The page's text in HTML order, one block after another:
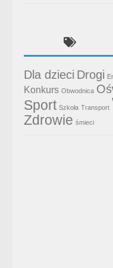
Dla dzieci Drogi
Konkurs Obwodnica
Sport Szkoła Transport
Zdrowie śmieci